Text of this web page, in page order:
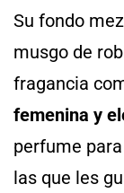
Su fondo
musgo de
fragancia
femenina y
perfume
las que les